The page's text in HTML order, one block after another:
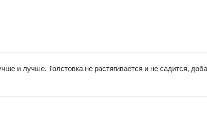
и лучше. Толстовка не растягивается и не садится,